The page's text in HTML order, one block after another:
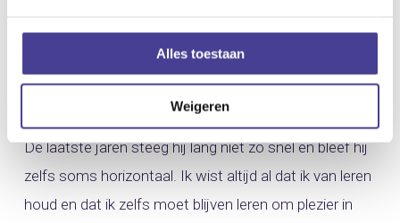
Alles toestaan
Weigeren
die er ook zo dol op zijn en wél veer werkervaring
Mijn leercurve vertoont een sterk stijgende lineaire lijn.
De laatste jaren steeg hij lang niet zo snel en bleef hij
zelfs soms horizontaal. Ik wist altijd al dat ik van leren
houd en dat ik zelfs moet blijven leren om plezier in